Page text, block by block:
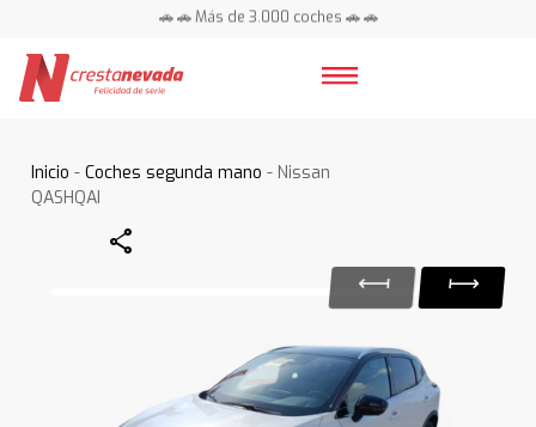
🚗 🚗 Más de 3.000 coches 🚗 🚗
Inicio -Coches segunda mano - Nissan
QASHQAI
Share